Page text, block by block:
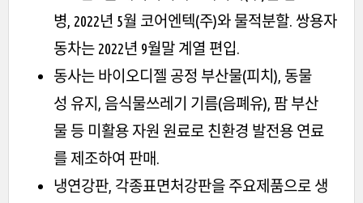
병, 2022년 5월 코어엔텍(주)와 물적분할. 쌍용자
동차는 2022년 9월말 계열 편입.
동사는 바이오디젤 공정 부산물(피치), 동물
성 유지, 음식물쓰레기 기름(음폐유), 팜 부산
물 등 미활용 자원 원료로 친환경 발전용 연료
를 제조하여 판매.
냉연강판, 각종표면처강판을 주요제품으로 생